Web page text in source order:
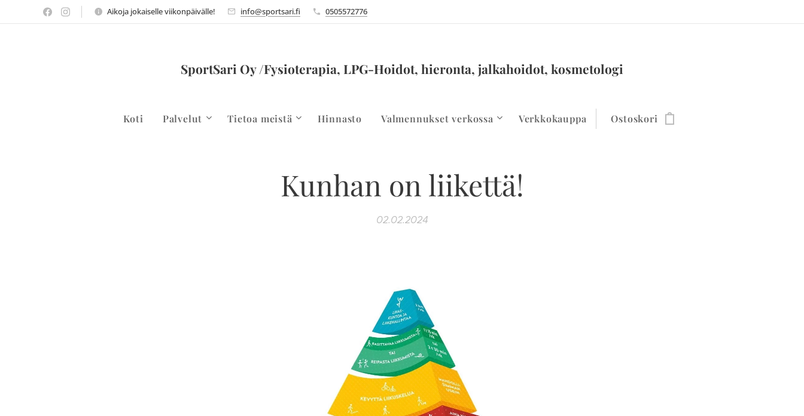
Aikoja jokaiselle viikonpäivälle! info@sportsari.fi 0505572776
SportSari Oy /Fysioterapia, LPG-Hoidot, hieronta, jalkahoidot, kosmetologi
Koti Palvelut Tietoa meistä Hinnasto Valmennukset verkossa Verkkokauppa Ostoskori
Kunhan on liikettä!
02.02.2024